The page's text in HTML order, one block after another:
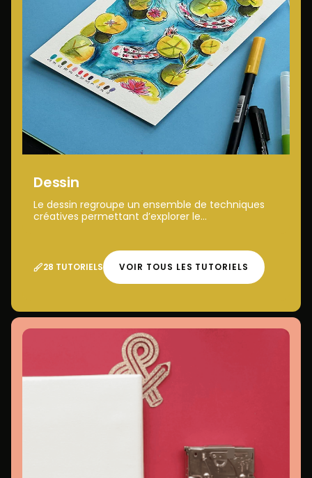
Dessin
Le dessin regroupe un ensemble de techniques
créatives permettant d’explorer le...
28 TUTORIELS VOIR TOUS LES TUTORIELS